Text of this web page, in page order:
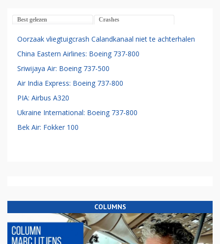
Best gelezen Crashes
Oorzaak vliegtuigcrash Calandkanaal niet te achterhalen
China Eastern Airlines: Boeing 737-800
Sriwijaya Air: Boeing 737-500
Air India Express: Boeing 737-800
PIA: Airbus A320
Ukraine International: Boeing 737-800
Bek Air: Fokker 100
COLUMNS